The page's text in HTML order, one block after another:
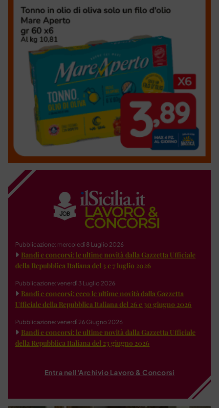
Pubblicazione: mercoledì 8 Luglio 2026
Bandi e concorsi: le ultime novità dalla Gazzetta Ufficiale
della Repubblica Italiana del 3 e 7 luglio 2026
Pubblicazione: venerdì 3 Luglio 2026
Bandi e concorsi: ecco le ultime novità dalla Gazzetta
Ufficiale della Repubblica Italiana del 26 e 30 giugno 2026
Pubblicazione: venerdì 26 Giugno 2026
Bandi e concorsi: le ultime novità dalla Gazzetta Ufficiale
della Repubblica Italiana del 23 giugno 2026
Entra nell'Archivio Lavoro & Concorsi